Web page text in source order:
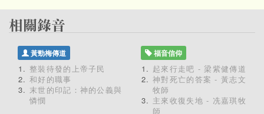
黃勁梅傳道
整裝待發的上帝子民
和好的職事
末世的印記：神的公義與
憐憫
福音信仰
起來行走吧 - 梁紫健傳道
神對死亡的答案 - 黃志文
牧師
主來收復失地 - 冼嘉琪牧
師